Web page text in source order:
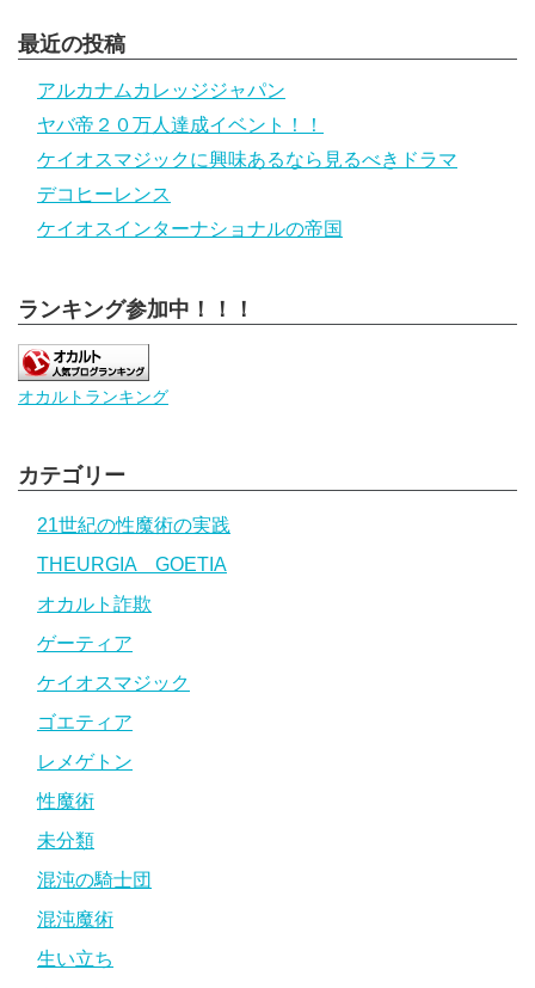
最近の投稿
アルカナムカレッジジャパン
ヤバ帝２０万人達成イベント！！
ケイオスマジックに興味あるなら見るべきドラマ
デコヒーレンス
ケイオスインターナショナルの帝国
ランキング参加中！！！
オカルトランキング
カテゴリー
21世紀の性魔術の実践
THEURGIA GOETIA
オカルト詐欺
ゲーティア
ケイオスマジック
ゴエティア
レメゲトン
性魔術
未分類
混沌の騎士団
混沌魔術
生い立ち